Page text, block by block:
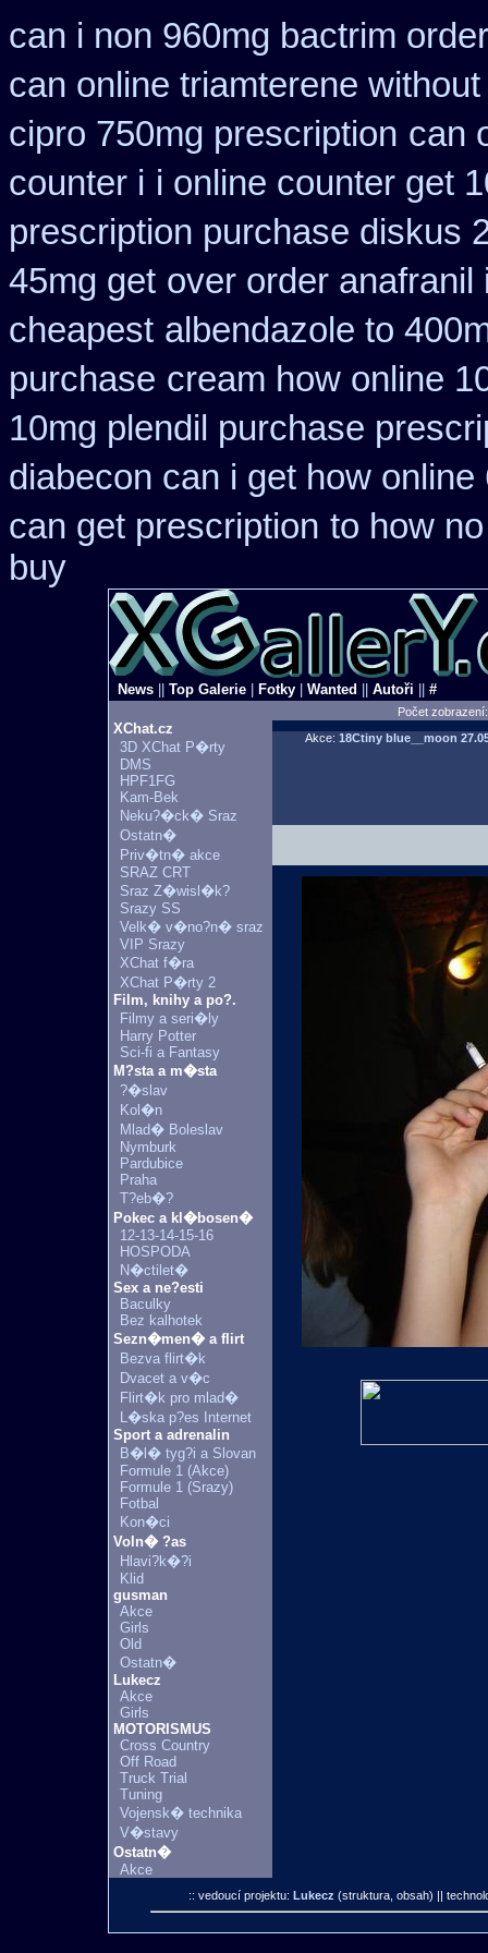
can i non 960mg bactrim
can online triamterene
cipro 750mg prescription can
counter i i online counter get
prescription purchase diskus
45mg get over order
cheapest albendazole to
purchase cream how online
10mg plendil purchase
diabecon can i get how online
can get prescription to how
buy
News Top Galerie Fotky Wanted Autoři #
Počet
XChat.cz
3D XChat P�rty
DMS
HPF1FG
Kam-Bek
Neku?�ck� Sraz
Ostatn�
Priv�tn� akce
SRAZ CRT
Sraz Z�wisl�k?
Srazy SS
Velk� v�no?n� sraz
VIP Srazy
XChat f�ra
XChat P�rty 2
Film, knihy a po?.
Filmy a seri�ly
Harry Potter
Sci-fi a Fantasy
M?sta a m�sta
?�slav
Kol�n
Mlad� Boleslav
Nymburk
Pardubice
Praha
T?eb�?
Pokec a kl�bosen�
12-13-14-15-16
HOSPODA
N�ctilet�
Sex a ne?esti
Baculky
Bez kalhotek
Sezn�men� a flirt
Bezva flirt�k
Dvacet a v�c
Flirt�k pro mlad�
L�ska p?es Internet
Sport a adrenalin
B�l� tyg?i a Slovan
Formule 1 (Akce)
Formule 1 (Srazy)
Fotbal
Kon�ci
Voln� ?as
Hlavi?k�?i
Klid
gusman
Akce
Girls
Old
Ostatn�
Lukecz
Akce
Girls
MOTORISMUS
Cross Country
Off Road
Truck Trial
Tuning
Vojensk� technika
V�stavy
Ostatn�
Akce
Akce: 18Ctiny blue__moon
:: vedoucí projektu: Lukecz (struktura, obsah) ||